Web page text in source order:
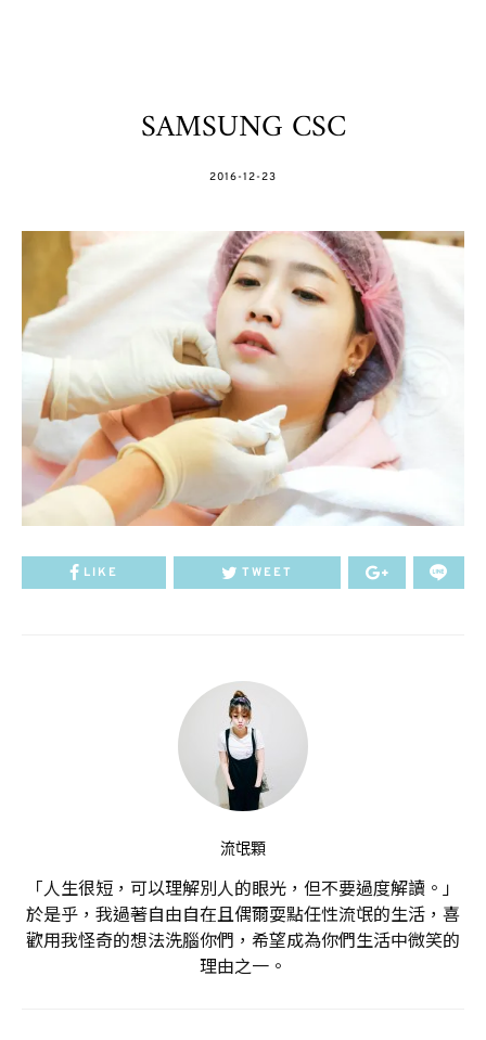
SAMSUNG CSC
POSTED
2016-12-23
LIKE TWEET
流氓顆
「人生很短，可以理解別人的眼光，但不要過度解讀。」
於是乎，我過著自由自在且偶爾耍點任性流氓的生活，喜
歡用我怪奇的想法洗腦你們，希望成為你們生活中微笑的
理由之一。